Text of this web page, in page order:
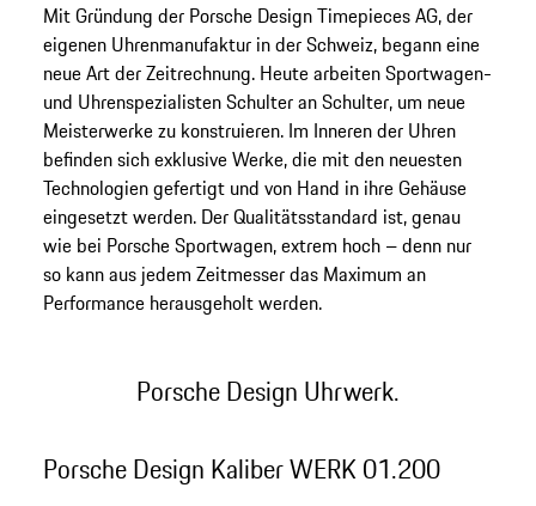
Mit Gründung der Porsche Design Timepieces AG, der
eigenen Uhrenmanufaktur in der Schweiz, begann eine
neue Art der Zeitrechnung. Heute arbeiten Sportwagen-
und Uhrenspezialisten Schulter an Schulter, um neue
Meisterwerke zu konstruieren. Im Inneren der Uhren
befinden sich exklusive Werke, die mit den neuesten
Technologien gefertigt und von Hand in ihre Gehäuse
eingesetzt werden. Der Qualitätsstandard ist, genau
wie bei Porsche Sportwagen, extrem hoch – denn nur
so kann aus jedem Zeitmesser das Maximum an
Performance herausgeholt werden.
Porsche Design Uhrwerk.
Porsche Design Kaliber WERK 01.200